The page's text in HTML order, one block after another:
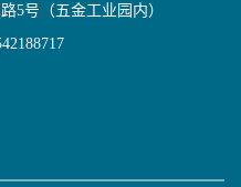
5号（五金工业园内）